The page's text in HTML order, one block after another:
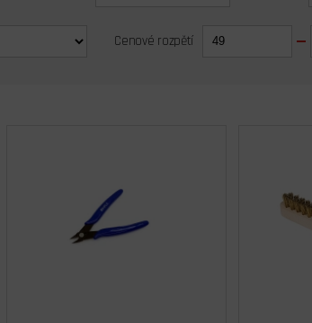
Cenové rozpětí